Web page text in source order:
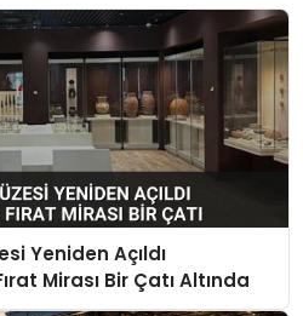
Yeniden Açıldı
Mirası Bir Çatı Altında